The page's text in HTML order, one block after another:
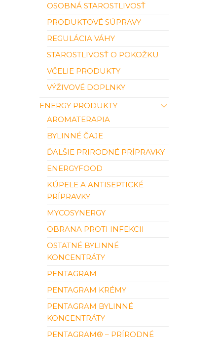
OSOBNÁ STAROSTLIVOSŤ
PRODUKTOVÉ SÚPRAVY
REGULÁCIA VÁHY
STAROSTLIVOSŤ O POKOŽKU
VČELIE PRODUKTY
VÝŽIVOVÉ DOPLNKY
ENERGY PRODUKTY
AROMATERAPIA
BYLINNÉ ČAJE
ĎALŠIE PRIRODNÉ PRÍPRAVKY
ENERGYFOOD
KÚPELE A ANTISEPTICKÉ
PRÍPRAVKY
MYCOSYNERGY
OBRANA PROTI INFEKCII
OSTATNÉ BYLINNÉ
KONCENTRÁTY
PENTAGRAM
PENTAGRAM KRÉMY
PENTAGRAM BYLINNÉ
KONCENTRÁTY
PENTAGRAM® – PRÍRODNÉ